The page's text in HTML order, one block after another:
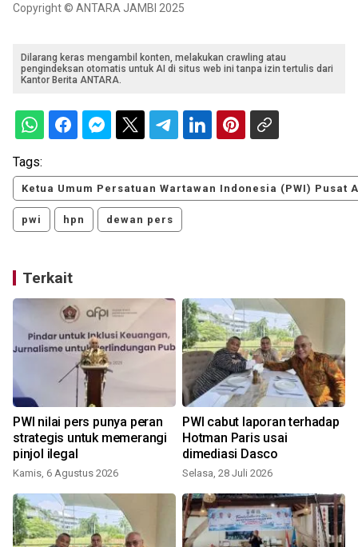
Copyright © ANTARA JAMBI 2025
Dilarang keras mengambil konten, melakukan crawling atau
pengindeksan otomatis untuk AI di situs web ini tanpa izin tertulis dari
Kantor Berita ANTARA.
Tags:
Ketua Umum Persatuan Wartawan Indonesia (PWI) Pusat
pwi hpn dewan pers
Terkait
PWI nilai pers punya peran
strategis untuk memerangi
pinjol ilegal
Kamis, 6 Agustus 2026
PWI cabut laporan terhadap
Hotman Paris usai
dimediasi Dasco
Selasa, 28 Juli 2026